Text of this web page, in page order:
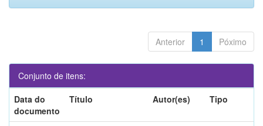
Anterior 1 Póximo
Conjunto de itens:
Data do
documento
Título Autor(es) Tipo